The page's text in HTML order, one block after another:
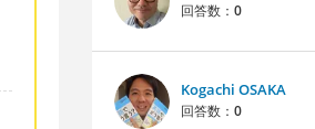
回答数： 0
Kogachi OSAKA
回答数： 0